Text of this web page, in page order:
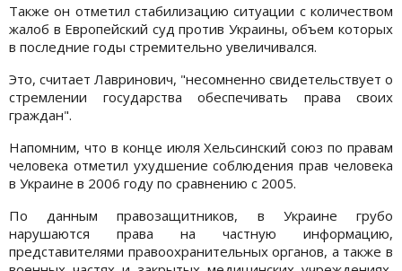
Также он отметил стабилизацию ситуации с количеством
жалоб в Европейский суд против Украины, объем которых
в последние годы стремительно увеличивался.
Это, считает Лавринович, "несомненно свидетельствует о
стремлении государства обеспечивать права своих
граждан".
Напомним, что в конце июля Хельсинский союз по правам
человека отметил ухудшение соблюдения прав человека
в Украине в 2006 году по сравнению с 2005.
По данным правозащитников, в Украине грубо
нарушаются права на частную информацию,
представителями правоохранительных органов, а также в